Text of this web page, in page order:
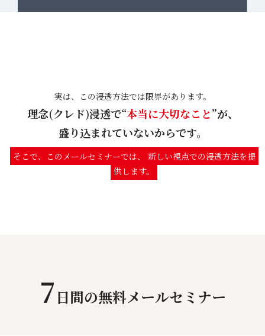
実は、この浸透方法では限界があります。
理念(クレド)浸透で“本当に大切なこと”が、
盛り込まれていないからです。
そこで、このメールセミナーでは、 新しい視点での浸透方法を提
供します。
7 日間の無料メールセミナー